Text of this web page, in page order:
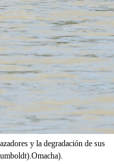
y la degradación de sus